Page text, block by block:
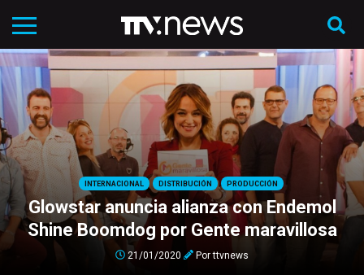
INTERNACIONAL DISTRIBUCIÓN PRODUCCIÓN
Glowstar anuncia alianza con Endemol
Shine Boomdog por Gente maravillosa
21/01/2020 Porttvnews